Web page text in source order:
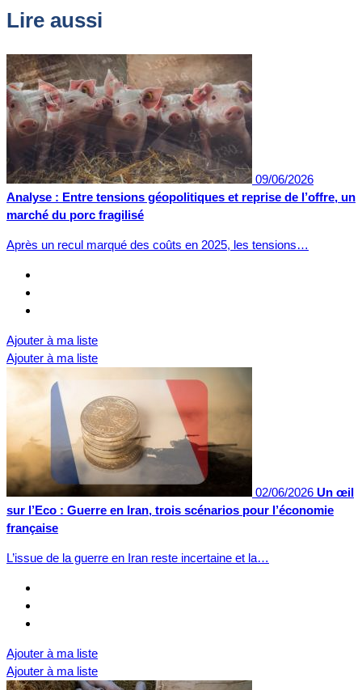
Lire aussi
09/06/2026
Analyse : Entre tensions géopolitiques et reprise de l’offre, un
marché du porc fragilisé
Après un recul marqué des coûts en 2025, les tensions…
Ajouter à ma liste
Ajouter à ma liste
02/06/2026 Un œil
sur l’Eco : Guerre en Iran, trois scénarios pour l’économie
française
L’issue de la guerre en Iran reste incertaine et la…
Ajouter à ma liste
Ajouter à ma liste